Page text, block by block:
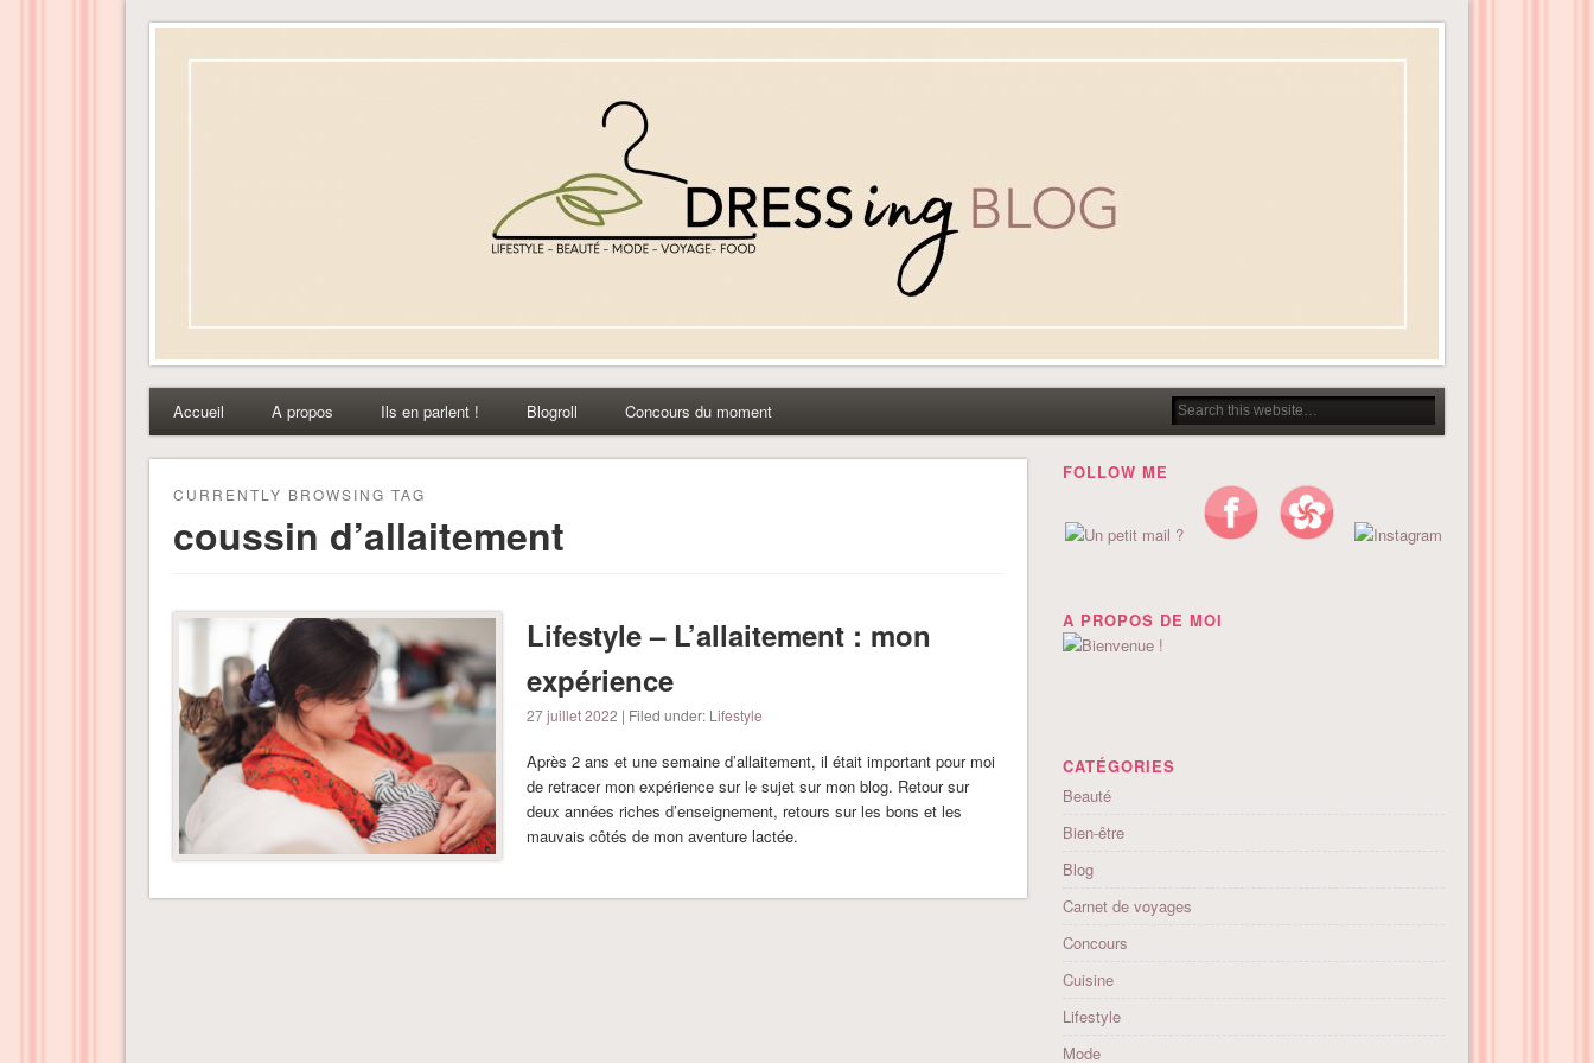
Dress-ing – Blog lifestyle beauté mode à Caen
Accueil A propos Ils en parlent ! Blogroll Concours du moment
CURRENTLY BROWSING TAG
coussin d’allaitement
Lifestyle – L’allaitement : mon
expérience
27 juillet 2022 | Filed under: Lifestyle
Après 2 ans et une semaine d’allaitement, il était important pour moi
de retracer mon expérience sur le sujet sur mon blog. Retour sur
deux années riches d’enseignement, retours sur les bons et les
mauvais côtés de mon aventure lactée.
FOLLOW ME
A PROPOS DE MOI
CATÉGORIES
Beauté
Bien-être
Blog
Carnet de voyages
Concours
Cuisine
Lifestyle
Mode